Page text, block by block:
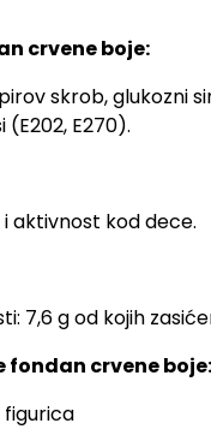
crvene boje:
skrob, glukozni
E270).
i aktivnost kod dece.
7,6 g od kojih
crvene boje:
figurica